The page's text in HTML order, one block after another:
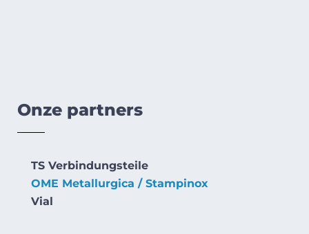
Onze partners
TS Verbindungsteile
OME Metallurgica / Stampinox
Vial